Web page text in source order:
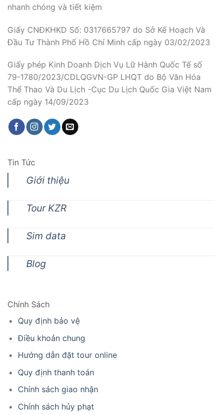
nhanh chóng và tiết kiệm
Giấy CNĐKHKD Số: 0317665797 do Sở Kế Hoạch Và
Đầu Tư Thành Phố Hồ Chí Minh cấp ngày 03/02/2023
Giấy phép Kinh Doanh Dịch Vụ Lữ Hành Quốc Tế số
79-1780/2023/CDLQGVN-GP LHQT do Bộ Văn Hóa
Thể Thao Và Du Lịch -Cục Du Lịch Quốc Gia Việt Nam
cấp ngày 14/09/2023
Tin Tức
Giới thiệu
Tour KZR
Sim data
Blog
Chính Sách
Quy định bảo vệ
Điều khoản chung
Hướng dẫn đặt tour online
Quy định thanh toán
Chính sách giao nhận
Chính sách hủy phạt